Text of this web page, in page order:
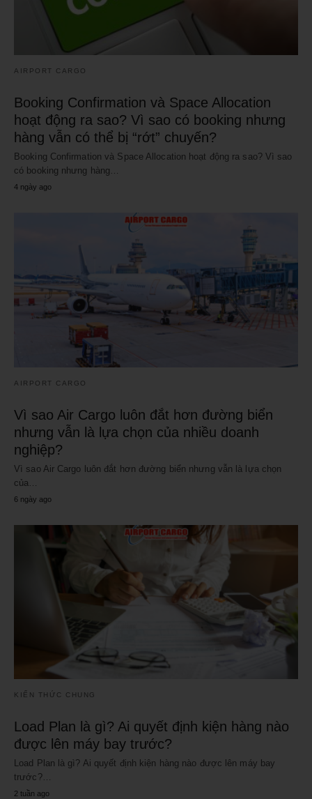
AIRPORT CARGO
Booking Confirmation và Space Allocation
hoạt động ra sao? Vì sao có booking nhưng
hàng vẫn có thể bị “rớt” chuyến?
Booking Confirmation và Space Allocation hoạt động ra sao? Vì sao
có booking nhưng hàng…
4 ngày ago
AIRPORT CARGO
Vì sao Air Cargo luôn đắt hơn đường biển
nhưng vẫn là lựa chọn của nhiều doanh
nghiệp?
Vì sao Air Cargo luôn đắt hơn đường biển nhưng vẫn là lựa chọn
của…
6 ngày ago
KIẾN THỨC CHUNG
Load Plan là gì? Ai quyết định kiện hàng nào
được lên máy bay trước?
Load Plan là gì? Ai quyết định kiện hàng nào được lên máy bay
trước?…
2 tuần ago